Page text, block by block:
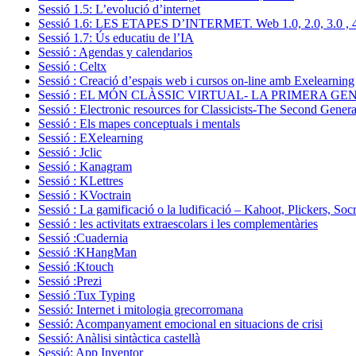
Sessió 1.5: L’evolució d’internet
Sessió 1.6: LES ETAPES D’INTERMET. Web 1.0, 2.0, 3.0 ,
Sessió 1.7: Ús educatiu de l’IA
Sessió : Agendas y calendarios
Sessió : Celtx
Sessió : Creació d’espais web i cursos on-line amb Exelearning
Sessió : EL MÓN CLÀSSIC VIRTUAL- LA PRIMERA
Sessió : Electronic resources for Classicists-The Second
Sessió : Els mapes conceptuals i mentals
Sessió : EXelearning
Sessió : Jclic
Sessió : Kanagram
Sessió : KLettres
Sessió : KVoctrain
Sessió : La gamificació o la ludificació – Kahoot, Plickers,
Sessió : les activitats extraescolars i les complementàries
Sessió :Cuadernia
Sessió :KHangMan
Sessió :Ktouch
Sessió :Prezi
Sessió :Tux Typing
Sessió: Internet i mitologia grecorromana
Sessió: Acompanyament emocional en situacions de crisi
Sessió: Anàlisi sintàctica castellà
Sessió: App Inventor